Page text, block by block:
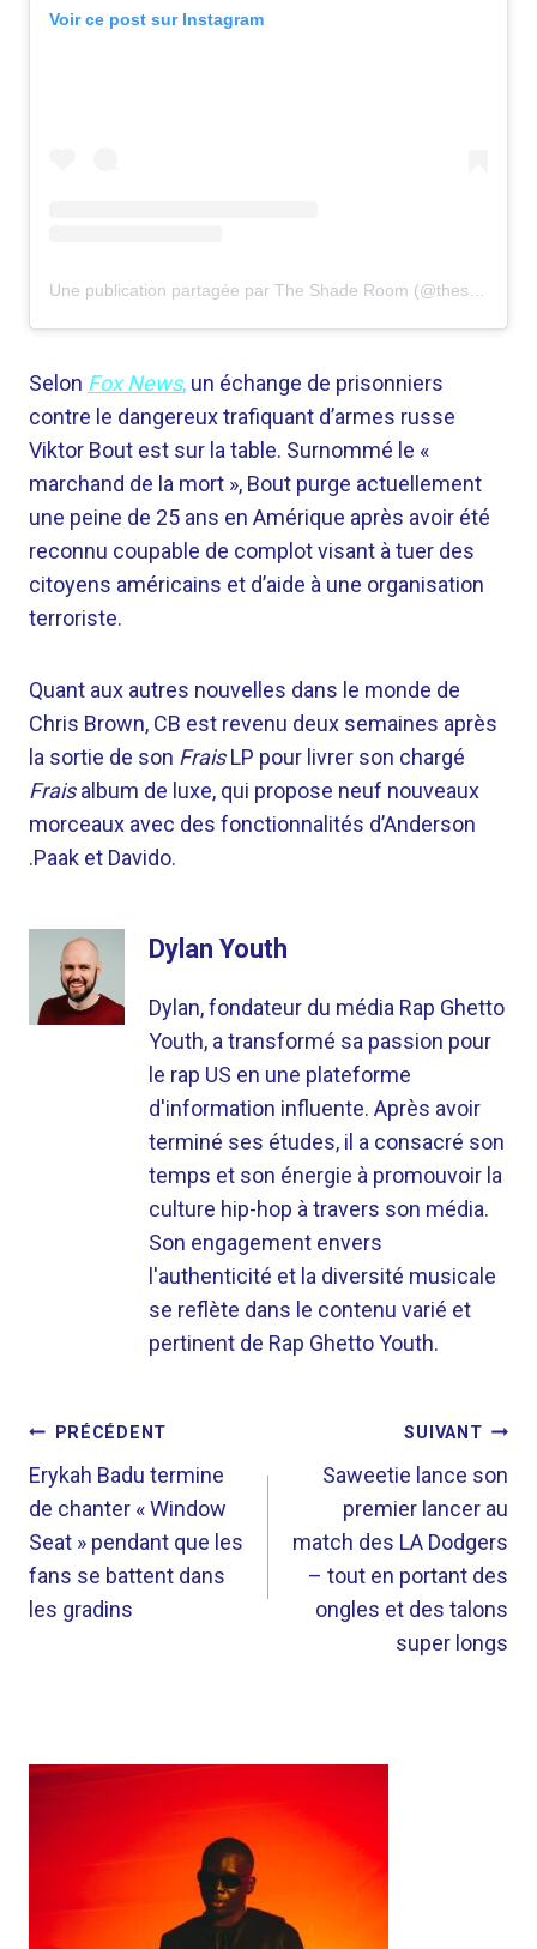
Voir ce post sur Instagram
Selon Fox News, un échange de prisonniers
contre le dangereux trafiquant d’armes russe
Viktor Bout est sur la table. Surnommé le «
marchand de la mort », Bout purge actuellement
une peine de 25 ans en Amérique après avoir été
reconnu coupable de complot visant à tuer des
citoyens américains et d’aide à une organisation
terroriste.
Quant aux autres nouvelles dans le monde de
Chris Brown, CB est revenu deux semaines après
la sortie de son FraisLP pour livrer son chargé
Fraisalbum de luxe, qui propose neuf nouveaux
morceaux avec des fonctionnalités d’Anderson
.Paak et Davido.
Dylan Youth
Dylan, fondateur du média Rap Ghetto
Youth, a transformé sa passion pour
le rap US en une plateforme
d'information influente. Après avoir
terminé ses études, il a consacré son
temps et son énergie à promouvoir la
culture hip-hop à travers son média.
Son engagement envers
l'authenticité et la diversité musicale
se reflète dans le contenu varié et
pertinent de Rap Ghetto Youth.
NAVIGATION
DE
L’ARTICLE
PRÉCÉDENT
Erykah Badu termine
de chanter « Window
Seat » pendant que les
fans se battent dans
les gradins
SUIVANT
Saweetie lance son
premier lancer au
match des LA Dodgers
– tout en portant des
ongles et des talons
super longs